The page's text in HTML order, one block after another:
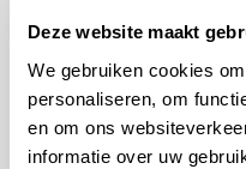
Deze website maakt
We gebruiken cookies
personaliseren, om
en om ons
informatie over uw
blijf op de
Altijd als eerste op de
ontwikkelingen? Meld